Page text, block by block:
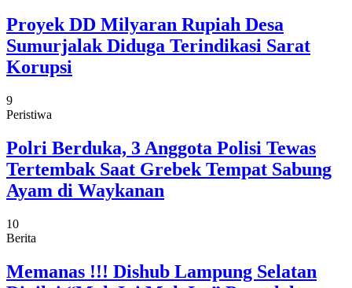
Proyek DD Milyaran Rupiah Desa
Sumurjalak Diduga Terindikasi Sarat
Korupsi
9
Peristiwa
Polri Berduka, 3 Anggota Polisi Tewas
Tertembak Saat Grebek Tempat Sabung
Ayam di Waykanan
10
Berita
Memanas !!! Dishub Lampung Selatan